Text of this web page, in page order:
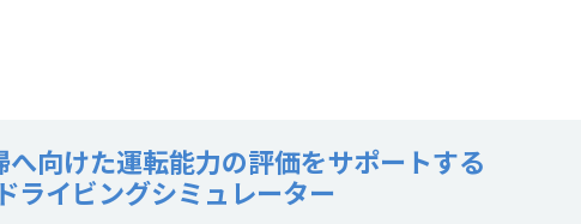
へ向けた運転能力の評価をサポートする
ライビングシミュレーター